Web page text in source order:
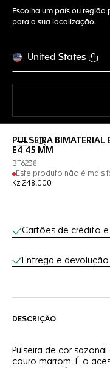
Escolha um país ou região
para a sua localização.
United States
Abrir a busca
PULSEIRA BIMATERIAL
E4 45 MM
BT6238
Este produto não é mais
Kz 248.000
Serviços on-
Cartões de crédito e
Entrega e
DESCRIÇÃO
Pulseira de cor
couro marrom. É o